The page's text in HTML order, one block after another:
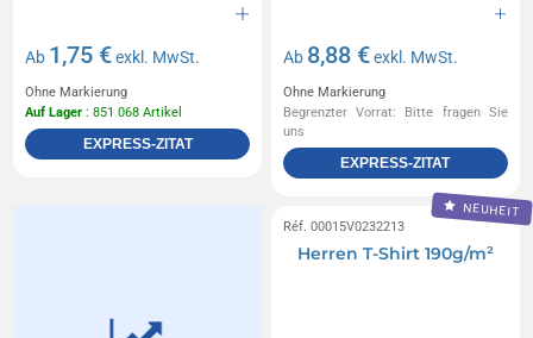
Ab 1,75 €exkl. MwSt.
Ohne Markierung
Auf Lager : 851 068 Artikel
EXPRESS-ZITAT
Ab 8,88 €exkl. MwSt.
Ohne Markierung
Begrenzter Vorrat: Bitte fragen Sie
uns
EXPRESS-ZITAT
NEUHEIT
Réf. 00015V0232213
Herren T-Shirt 190g/m²